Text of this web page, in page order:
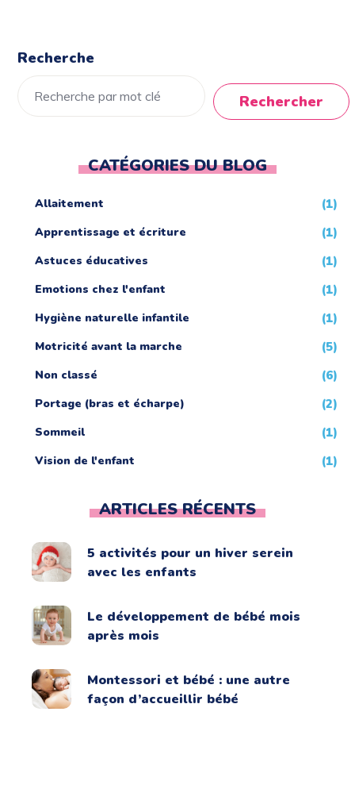
Recherche
Rechercher
CATÉGORIES DU BLOG
Allaitement (1)
Apprentissage et écriture (1)
Astuces éducatives (1)
Emotions chez l'enfant (1)
Hygiène naturelle infantile (1)
Motricité avant la marche (5)
Non classé (6)
Portage (bras et écharpe) (2)
Sommeil (1)
Vision de l'enfant (1)
ARTICLES RÉCENTS
5 activités pour un hiver serein
avec les enfants
Le développement de bébé mois
après mois
Montessori et bébé : une autre
façon d’accueillir bébé